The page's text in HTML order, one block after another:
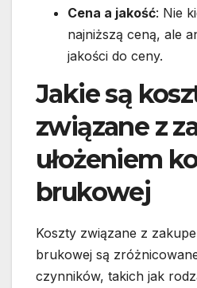
Cena a jakość: Nie
najniższą ceną, ale
jakości do ceny.
Jakie są
związane z
ułożeniem
brukowej
Koszty związane z
brukowej są
czynników, takich jak